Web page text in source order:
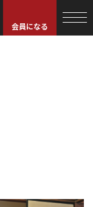
会員になる